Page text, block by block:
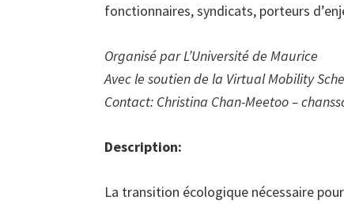
fonctionnaires, syndicats, porteurs
Organisé par L’Université de Maurice
Avec le soutien de la Virtual Mobility
Contact: Christina Chan-Meetoo –
Description:
La transition écologique nécessaire